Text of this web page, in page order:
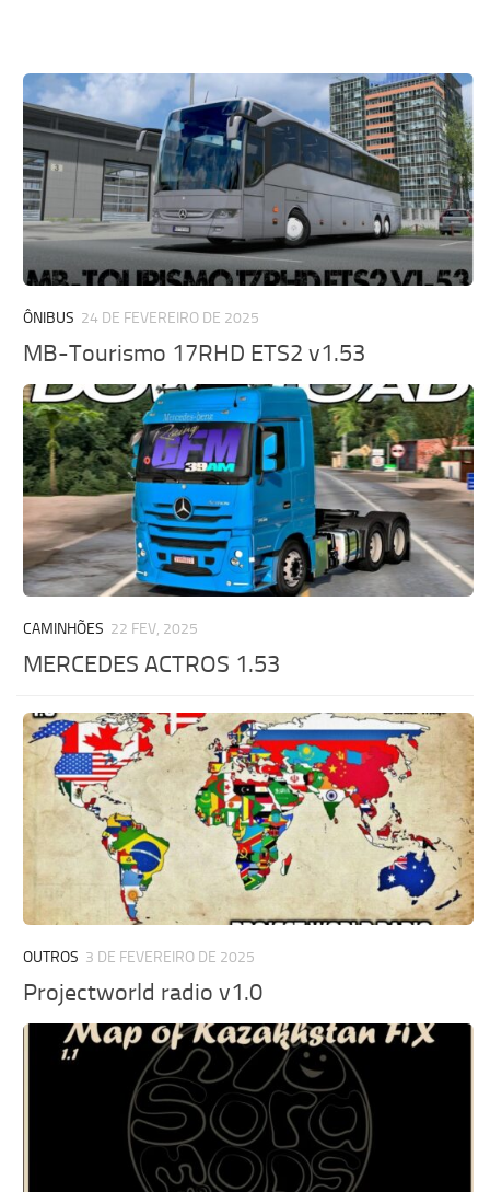
ÔNIBUS 24 DE FEVEREIRO DE 2025
MB-Tourismo 17RHD ETS2 v1.53
CAMINHÕES 22 FEV, 2025
MERCEDES ACTROS 1.53
OUTROS 3 DE FEVEREIRO DE 2025
Projectworld radio v1.0